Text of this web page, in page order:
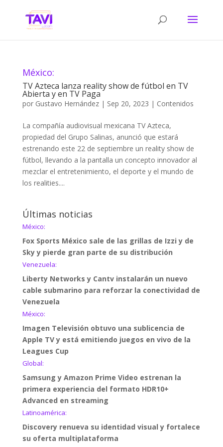
México:
TV Azteca lanza reality show de fútbol en TV
Abierta y en TV Paga
por Gustavo Hernández| Sep 20, 2023 | Contenidos
La compañía audiovisual mexicana TV Azteca,
propiedad del Grupo Salinas, anunció que estará
estrenando este 22 de septiembre un reality show de
fútbol, llevando a la pantalla un concepto innovador al
mezclar el entretenimiento, el deporte y el mundo de
los realities....
Últimas noticias
México:
Fox Sports México sale de las grillas de Izzi y de
Sky y pierde gran parte de su distribución
Venezuela:
Liberty Networks y Cantv instalarán un nuevo
cable submarino para reforzar la conectividad de
Venezuela
México:
Imagen Televisión obtuvo una sublicencia de
Apple TV y está emitiendo juegos en vivo de la
Leagues Cup
Global:
Samsung y Amazon Prime Video estrenan la
primera experiencia del formato HDR10+
Advanced en streaming
Latinoamérica:
Discovery renueva su identidad visual y fortalece
su oferta multiplataforma